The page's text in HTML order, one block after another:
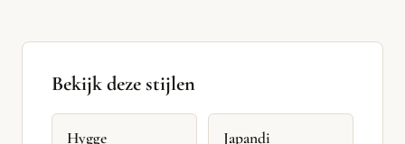
Bekijk deze stijlen
Hygge Japandi